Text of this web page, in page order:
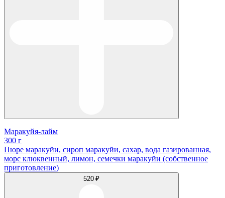
Маракуйя-лайм
300 г
Пюре маракуйи, сироп маракуйи, сахар, вода газированная,
морс клюквенный, лимон, семечки маракуйи (собственное
приготовление)
520 ₽